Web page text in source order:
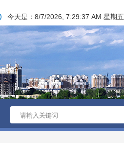
今天是： 8/7/2026, 7:29:37 AM 星期五